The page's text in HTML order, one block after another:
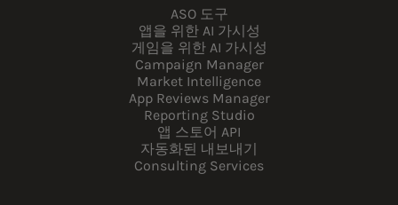
ASO 도구
앱을 위한 AI 가시성
게임을 위한 AI 가시성
Campaign Manager
Market Intelligence
App Reviews Manager
Reporting Studio
앱 스토어 API
자동화된 내보내기
Consulting Services